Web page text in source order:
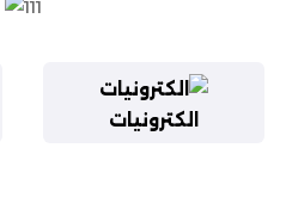
الكترونيات